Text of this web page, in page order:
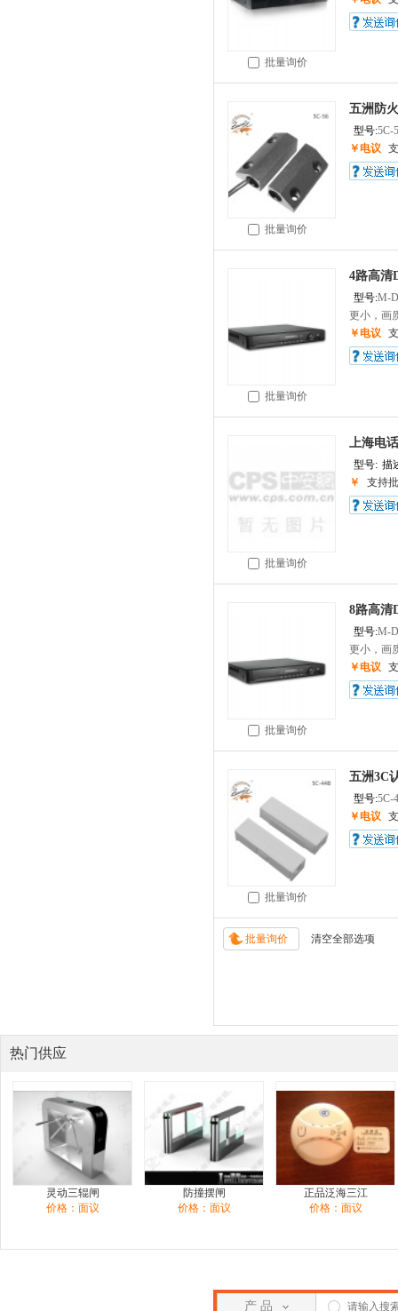
批量询价
批量询价
五洲防
型号:5C-
￥电议
批量询价
4路高清
型号:M-
更小，画
￥电议
批量询价
上海电
型号: 描
￥
支持
批量询价
8路高清
型号:M-
更小，画
￥电议
批量询价
五洲3C
型号:5C-
￥电议
热门供应
灵动三辊闸
价格：面议
防撞摆闸
价格：面议
正品泛海三江
价格：面议
产 品